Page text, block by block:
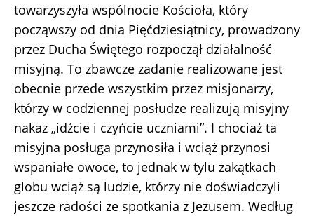
towarzyszyła wspólnocie Kościoła, który
począwszy od dnia Pięćdziesiątnicy, prowadzony
przez Ducha Świętego rozpoczął działalność
misyjną. To zbawcze zadanie realizowane jest
obecnie przede wszystkim przez misjonarzy,
którzy w codziennej posłudze realizują misyjny
nakaz „idźcie i czyńcie uczniami”. I chociaż ta
misyjna posługa przynosiła i wciąż przynosi
wspaniałe owoce, to jednak w tylu zakątkach
globu wciąż są ludzie, którzy nie doświadczyli
jeszcze radości ze spotkania z Jezusem. Według